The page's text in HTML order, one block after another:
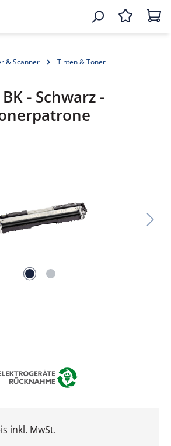
& Scanner Tinten & Toner
- Schwarz -
inkl. MwSt.